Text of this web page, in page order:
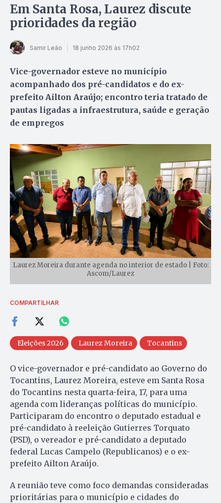
Em Santa Rosa, Laurez discute
prioridades da região
Samir Leão 18 junho 2026 às 17h02
Vice-governador esteve no município
acompanhado dos pré-candidatos e do ex-
prefeito Ailton Araújo; encontro teria tratado de
pautas ligadas a infraestrutura, saúde e geração
de empregos
Laurez Moreira durante agenda no interior de estado | Foto:
Ascom/Laurez
COMPARTILHAR
Eleições 2026 Laurez Moreira Tocantins
O vice-governador e pré-candidato ao Governo do
Tocantins, Laurez Moreira, esteve em Santa Rosa
do Tocantins nesta quarta-feira, 17, para uma
agenda com lideranças políticas do município.
Participaram do encontro o deputado estadual e
pré-candidato à reeleição Gutierres Torquato
(PSD), o vereador e pré-candidato a deputado
federal Lucas Campelo (Republicanos) e o ex-
prefeito Ailton Araújo.
A reunião teve como foco demandas consideradas
prioritárias para o município e cidades do